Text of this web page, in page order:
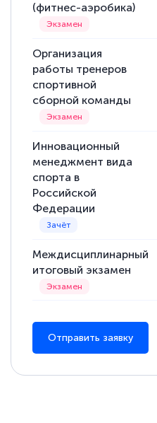
(фитнес-аэробика)
Организация
работы тренеров
спортивной
сборной команды
Инновационный
менеджмент вида
спорта в
Российской
Федерации
Междисциплинарный
итоговый экзамен
Отправить заявку